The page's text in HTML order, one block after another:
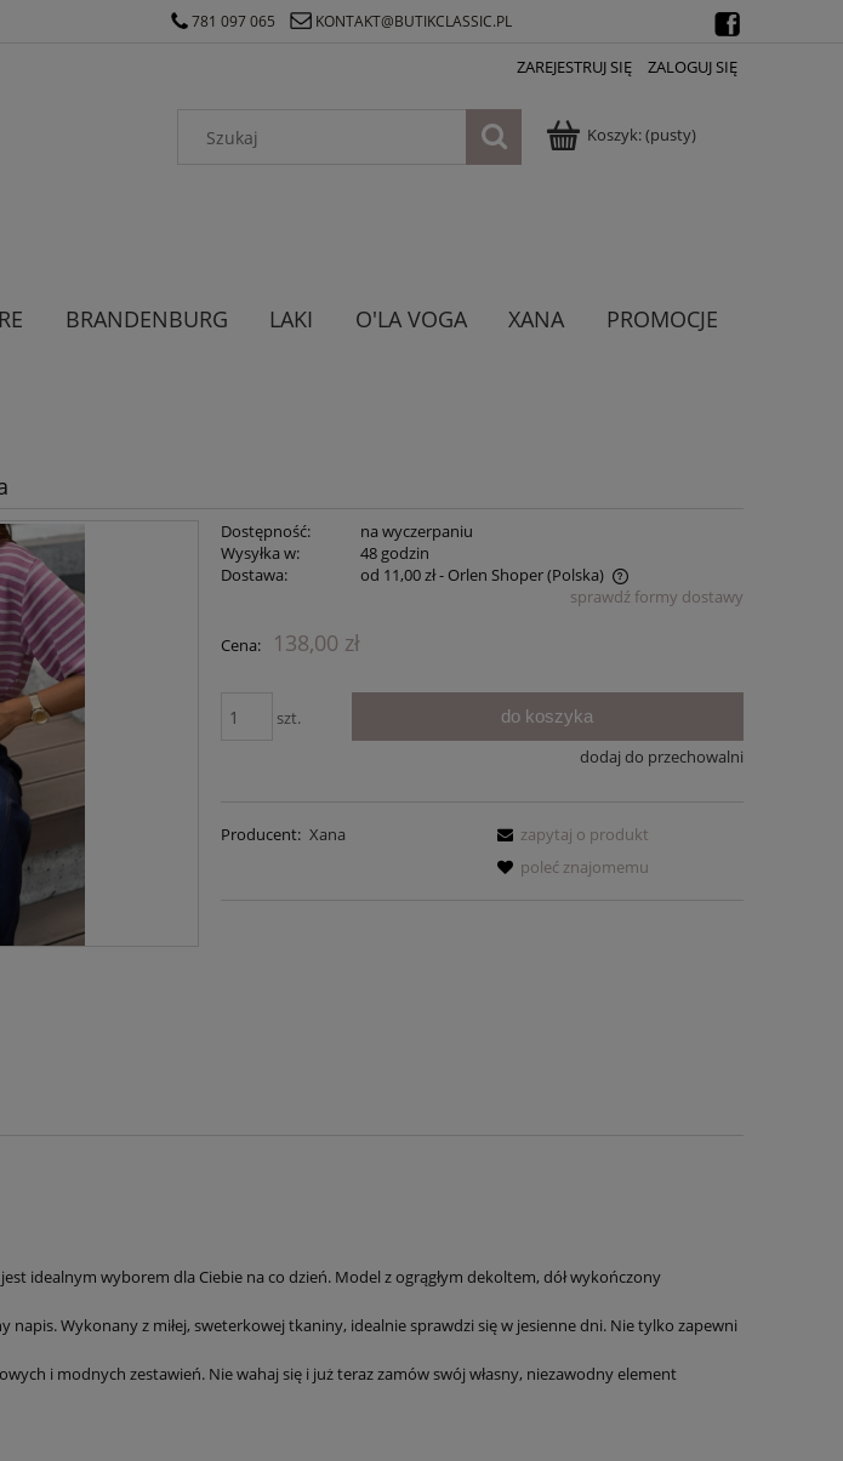
781 097 065 KONTAKT@BUTIKCLASSIC.PL
ZAREJESTRUJ SIĘ ZALOGUJ SIĘ
Koszyk:(pusty)
BRANDENBURG LAKI O'LA VOGA XANA PROMOCJE
Dostępność:
na wyczerpaniu
Wysyłka w:
48 godzin
Dostawa:
od 11,00 zł- Orlen Shoper(Polska)
płatności
sprawdź formy dostawy
Cena: 138,00 zł
szt. do koszyka
dodaj do przechowalni
Producent: Xana
zapytaj o produkt
poleć znajomemu
idealnym wyborem dla Ciebie na co dzień. Model z ogrągłym dekoltem, dół wykończony
napis. Wykonany z miłej, sweterkowej tkaniny, idealnie sprawdzi się w jesienne dni. Nie tylko zapewni
i modnych zestawień. Nie wahaj się i już teraz zamów swój własny, niezawodny element